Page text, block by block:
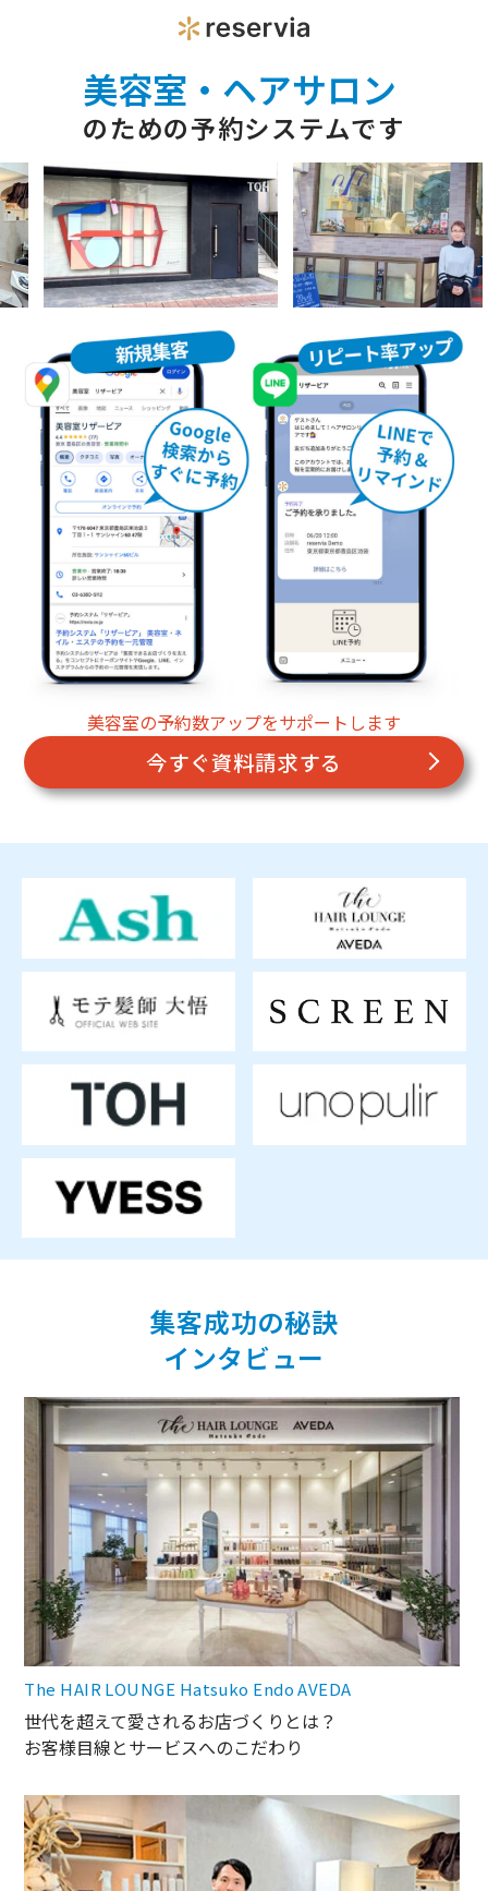
美容室・ヘアサロン
のための予約システムです
美容室の予約数アップをサポートします
今すぐ資料請求する
集客成功の秘訣
インタビュー
The HAIR LOUNGE Hatsuko Endo AVEDA
世代を超えて愛されるお店づくりとは？
お客様目線とサービスへのこだわり